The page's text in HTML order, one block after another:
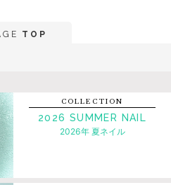
TOP
COLLECTION
2026 SUMMER NAIL
2026年 夏ネイル